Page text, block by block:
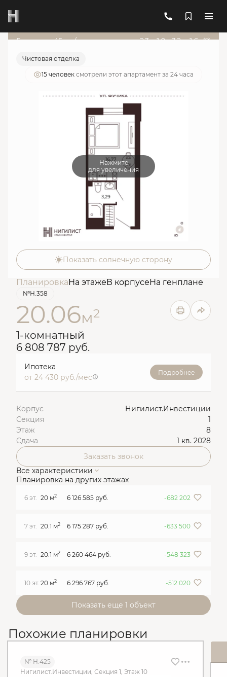
1-комнатный 6 808 787 руб.
Ипотека
Гарант от 45т.р./мес 23д:10ч:32м:16с
Чистовая отделка
15 человек смотрели этот апартамент за 24 часа
Нажмите
для увеличения
Показать солнечную сторону
ПланировкаНа этажеВ корпусеНа генплане
№Н.358
20.06м2
1-комнатный
6 808 787 руб.
Ипотека
от 24 430 руб./мес
Подробнее
Корпус
Нигилист.Инвестиции
Секция
1
Этаж
8
Сдача
1 кв. 2028
Заказать звонок
Все характеристики
Планировка на других этажах
6 эт. 20 м2 6 126 585 руб. -682 202
7 эт. 20.1 м2 6 175 287 руб. -633 500
9 эт. 20.1 м2 6 260 464 руб. -548 323
10 эт. 20 м2 6 296 767 руб. -512 020
Показать еще 1 объект
Похожие планировки
№ Н.425
Нигилист.Инвестиции, Секция 1, Этаж 10